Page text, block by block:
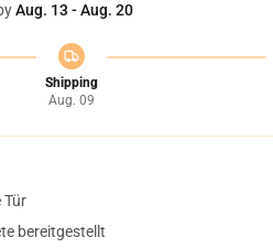
Aug. 13 - Aug. 20
Shipping
Aug. 09
Tür
bereitgestellt